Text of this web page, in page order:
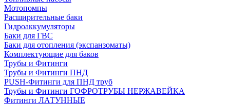
Мотопомпы
Расширительные баки
Гидроаккумуляторы
Баки для ГВС
Баки для отопления (экспанзоматы)
Комплектующие для баков
Трубы и Фитинги
Трубы и Фитинги ПНД
PUSH-Фитинги для ПНД труб
Трубы и Фитинги ГОФРОТРУБЫ НЕРЖАВЕЙКА
Фитинги ЛАТУННЫЕ